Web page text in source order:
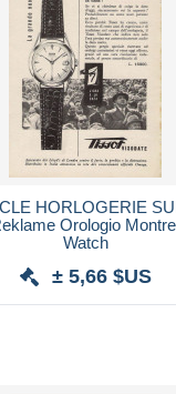
HORLOGERIE
Orologio
Watch
± 5,66 $US